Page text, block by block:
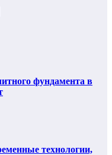
фундамента в
технологии,